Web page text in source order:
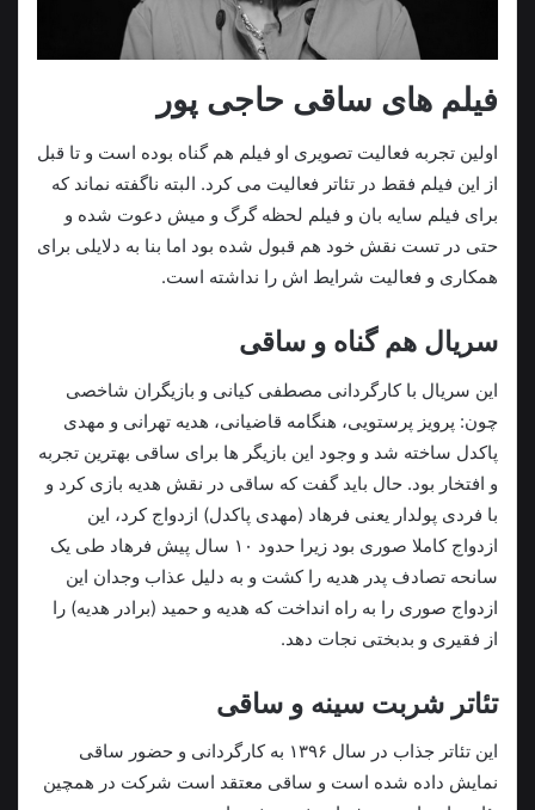
فیلم های ساقی حاجی پور
اولین تجربه فعالیت تصویری او فیلم هم گناه بوده است و تا قبل
از این فیلم فقط در تئاتر فعالیت می کرد. البته ناگفته نماند که
برای فیلم سایه بان و فیلم لحظه گرگ و میش دعوت شده و
حتی در تست نقش خود هم قبول شده بود اما بنا به دلایلی برای
همکاری و فعالیت شرایط اش را نداشته است.
سریال هم گناه و ساقی
این سریال با کارگردانی مصطفی کیانی و بازیگران شاخصی
چون: پرویز پرستویی، هنگامه قاضیانی، هدیه تهرانی و مهدی
پاکدل ساخته شد و وجود این بازیگر ها برای ساقی بهترین تجربه
و افتخار بود. حال باید گفت که ساقی در نقش هدیه بازی کرد و
با فردی پولدار یعنی فرهاد (مهدی پاکدل) ازدواج کرد، این
ازدواج کاملا صوری بود زیرا حدود ۱۰ سال پیش فرهاد طی یک
سانحه تصادف پدر هدیه را کشت و به دلیل عذاب وجدان این
ازدواج صوری را به راه انداخت که هدیه و حمید (برادر هدیه) را
از فقیری و بدبختی نجات دهد.
تئاتر شربت سینه و ساقی
این تئاتر جذاب در سال ۱۳۹۶ به کارگردانی و حضور ساقی
نمایش داده شده است و ساقی معتقد است شرکت در همچین